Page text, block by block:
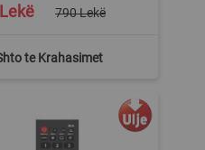
te Krahasimet
790 Lekë